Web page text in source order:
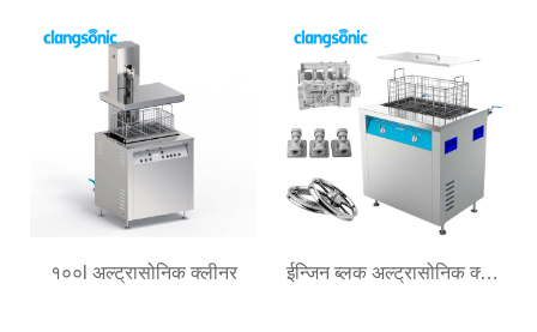
१००l अल्ट्रासोनिक क्लीनर ईन्जिन ब्लक अल्ट्रासोनिक क्लीनर